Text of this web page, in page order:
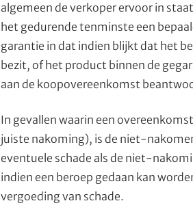
algemeen de verkoper ervoor in
het gedurende tenminste een
garantie in dat indien blijkt dat het
bezit, of het product binnen de
aan de koopovereenkomst
In gevallen waarin een
juiste nakoming), is de niet-
eventuele schade als de niet-
indien een beroep gedaan kan
vergoeding van schade.